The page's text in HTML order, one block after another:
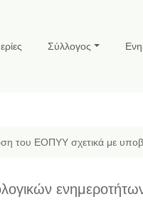
Σύλλογος
του ΕΟΠΥΥ σχετικά με